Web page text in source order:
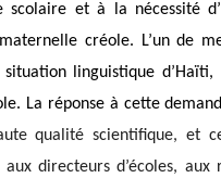
scolaire et à la nécessité
créole. L’un de
linguistique
La réponse à cette
qualité scientifique, et
directeurs d’écoles,